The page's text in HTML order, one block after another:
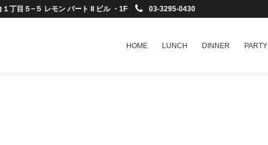
丁目５−５ レモン パート II ビル ・1F 03-3295-0430
HOME LUNCH DINNER PARTY